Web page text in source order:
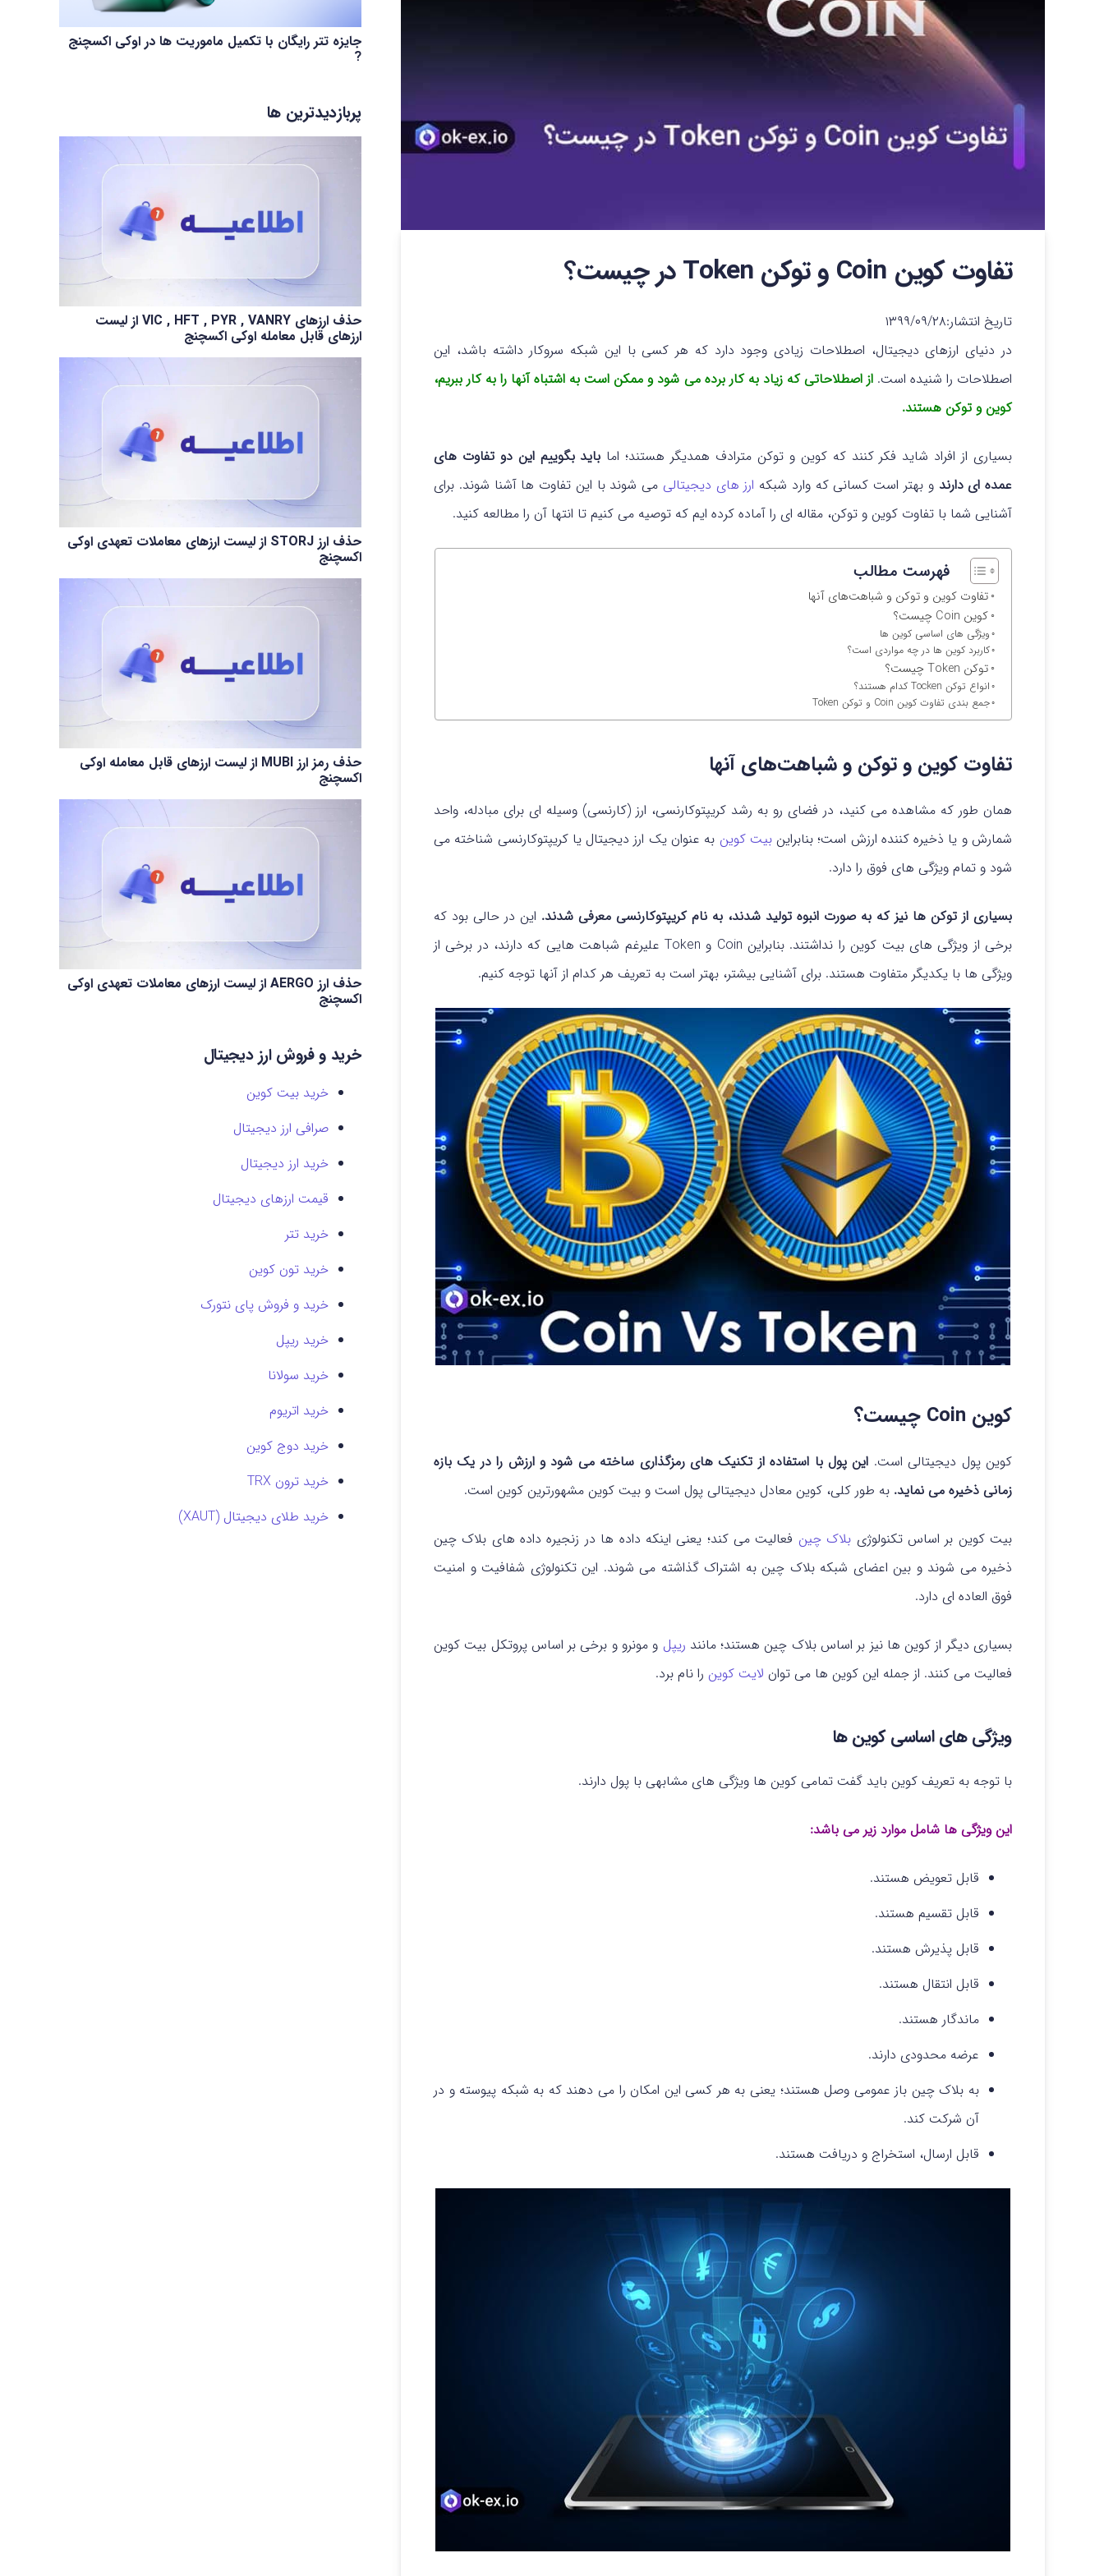
تفاوت کوین Coin و توکن Token در چیست؟
تاریخ انتشار:۱۳۹۹/۰۹/۲۸
در دنیای ارزهای دیجیتال، اصطلاحات زیادی وجود دارد که هر کسی با این شبکه سروکار داشته باشد، این
اصطلاحات را شنیده است. از اصطلاحاتی که زیاد به کار برده می شود و ممکن است به اشتباه آنها را به کار ببریم،
کوین و توکن هستند.
بسیاری از افراد شاید فکر کنند که کوین و توکن مترادف همدیگر هستند؛ اما باید بگوییم این دو تفاوت های
عمده ای دارند و بهتر است کسانی که وارد شبکه ارز های دیجیتالی می شوند با این تفاوت ها آشنا شوند. برای
آشنایی شما با تفاوت کوین و توکن، مقاله ای را آماده کرده ایم که توصیه می کنیم تا انتها آن را مطالعه کنید.
فهرست مطالب
تفاوت کوین و توکن و شباهت‌های آنها
کوین Coin چیست؟
ویژگی های اساسی کوین ها
کاربرد کوین ها در چه مواردی است؟
توکن Token چیست؟
انواع توکن Tocken کدام هستند؟
جمع بندی تفاوت کوین Coin و توکن Token
تفاوت کوین و توکن و شباهت‌های آنها
همان‌ طور که مشاهده می کنید، در فضای رو به رشد کریپتوکارنسی، ارز (کارنسی) وسیله ای برای مبادله، واحد
شمارش و یا ذخیره کننده ارزش است؛ بنابراینبیت کوین به عنوان یک ارز دیجیتال یا کریپتوکارنسی شناخته می
شود و تمام ویژگی های فوق را دارد.
بسیاری از توکن ها نیز که به صورت انبوه تولید شدند، به نام کریپتوکارنسی معرفی شدند. این در حالی بود که
برخی از ویژگی های بیت کوین را نداشتند. بنابراین Coin و Token علیرغم شباهت‌ هایی که دارند، در برخی از
ویژگی ها با یکدیگر متفاوت هستند. برای آشنایی بیشتر، بهتر است به تعریف هر کدام از آنها توجه کنیم.
کوین Coin چیست؟
کوین پول دیجیتالی است. این پول با استفاده از تکنیک های رمزگذاری ساخته می شود و ارزش را در یک بازه
زمانی ذخیره می نماید. به طور کلی، کوین معادل دیجیتالی پول است و بیت کوین مشهورترین کوین است.
بیت کوین بر اساس تکنولوژی بلاک چین فعالیت می کند؛ یعنی اینکه داده ها در زنجیره داده های بلاک چین
ذخیره می شوند و بین اعضای شبکه بلاک چین به اشتراک گذاشته می شوند. این تکنولوژی شفافیت و امنیت
فوق العاده ای دارد.
بسیاری دیگر از کوین ها نیز بر اساس بلاک چین هستند؛ مانند ریپل و مونرو و برخی بر اساس پروتکل بیت کوین
فعالیت می کنند. از جمله این کوین ها می توان لایت کوین را نام برد.
ویژگی های اساسی کوین ها
با توجه به تعریف کوین باید گفت تمامی کوین ها ویژگی های مشابهی با پول دارند.
این ویژگی ها شامل موارد زیر می باشد:
قابل تعویض هستند.
قابل تقسیم هستند.
قابل پذیرش هستند.
قابل انتقال هستند.
ماندگار هستند.
عرضه محدودی دارند.
به بلاک چین باز عمومی وصل هستند؛ یعنی به هر کسی این امکان را می دهند که به شبکه پیوسته و در
آن شرکت کند.
قابل ارسال، استخراج و دریافت هستند.
جایزه تتر رایگان با تکمیل ماموریت ها در اوکی اکسچنج
?
پربازدیدترین ها
حذف ارزهای VIC , HFT , PYR , VANRY از لیست
ارزهای قابل معامله اوکی اکسچنج
حذف ارز STORJ از لیست ارزهای معاملات تعهدی اوکی
اکسچنج
حذف رمز ارز MUBI از لیست ارزهای قابل معامله اوکی
اکسچنج
حذف ارز AERGO از لیست ارزهای معاملات تعهدی اوکی
اکسچنج
خرید و فروش ارز دیجیتال
خرید بیت کوین
صرافی ارز دیجیتال
خرید ارز دیجیتال
قیمت ارزهای دیجیتال
خرید تتر
خرید تون کوین
خرید و فروش پای نتورک
خرید ریپل
خرید سولانا
خرید اتریوم
خرید دوج کوین
خرید ترون TRX
خرید طلای دیجیتال (XAUT)